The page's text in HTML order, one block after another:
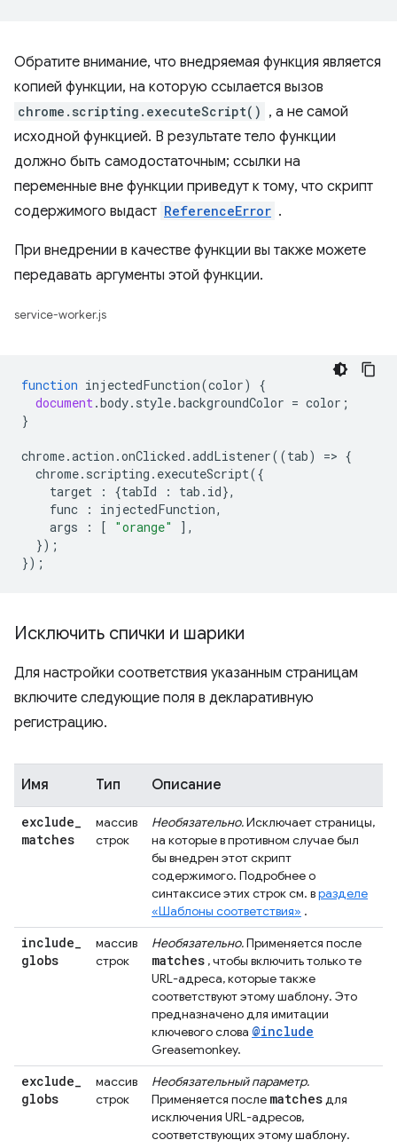
Обратите внимание, что внедряемая функция является
копией функции, на которую ссылается вызов
chrome.scripting.executeScript() , а не самой
исходной функцией. В результате тело функции
должно быть самодостаточным; ссылки на
переменные вне функции приведут к тому, что скрипт
содержимого выдаст ReferenceError .
При внедрении в качестве функции вы также можете
передавать аргументы этой функции.
service-worker.js
function injectedFunction(color)
{
document.body. style.backgroundColor = color ;
}
chrome.action .onClicked .addListener((tab) => {
chrome. scripting . executeScript({
target
: {tabId : tab . id},
func
: injectedFunction,
args
: [ "orange"
],
});
});
Исключить спички и шарики
Для настройки соответствия указанным страницам
включите следующие поля в декларативную
регистрацию.
Имя Тип Описание
exclude_
matches
массив
строк
Необязательно.Исключает страницы,
на которые в противном случае был
бы внедрен этот скрипт
содержимого. Подробнее о
синтаксисе этих строк см. вразделе
«Шаблоны соответствия» .
include_
globs
массив
строк
Необязательно.Применяется после
matches , чтобы включить только те
URL-адреса, которые также
соответствуют этому шаблону. Это
предназначено для имитации
ключевого слова @include
Greasemonkey.
exclude_
globs
массив
строк
Необязательный параметр.
Применяется после matchesдля
исключения URL-адресов,
соответствующих этому шаблону.